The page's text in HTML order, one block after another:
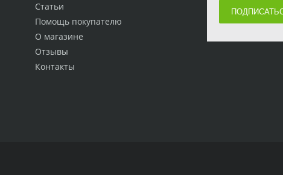
Статьи
Помощь покупателю
О магазине
Отзывы
Контакты